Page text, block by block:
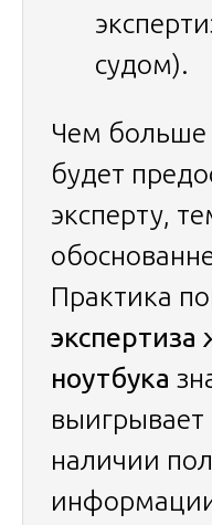
судом).
Чем
будет
эксперту,
Практика
экспертиза
ноутбука
выигрывает
наличии